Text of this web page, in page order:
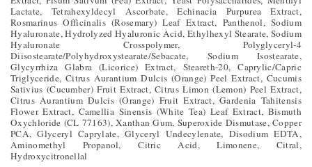
Lactate, Tetrahexyldecyl Ascorbate, Echinacia Purpurea Extract,
Rosmarinus Officinalis (Rosemary) Leaf Extract, Panthenol, Sodium
Hyaluronate, Hydrolyzed Hyaluronic Acid, Ethylhexyl Stearate, Sodium
Hyaluronate Crosspolymer, Polyglyceryl-4
Diisostearate/Polyhydroxystearate/Sebacate, Sodium Isostearate,
Glycyrrhiza Glabra (Licorice) Extract, Steareth-20, Caprylic/Capric
Triglyceride, Citrus Aurantium Dulcis (Orange) Peel Extract, Cucumis
Sativius (Cucumber) Fruit Extract, Citrus Limon (Lemon) Peel Extract,
Citrus Aurantium Dulcis (Orange) Fruit Extract, Gardenia Tahitensis
Flower Extract, Camellia Sinensis (White Tea) Leaf Extract, Bismuth
Oxychloride (CL 77163), Xanthan Gum, Superoxide Dismutase, Copper
PCA, Glyceryl Caprylate, Glyceryl Undecylenate, Disodium EDTA,
Aminomethyl Propanol, Citric Acid, Limonene, Citral,
Hydroxycitronellal